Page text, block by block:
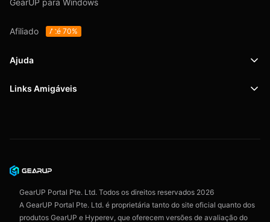
GearUP para Windows
Afiliado Até 70%
Ajuda
Suporte
Acordo do Usuário
Links Amigáveis
GearUP Portal Pte. Ltd. Todos os direitos reservados 2026
A GearUP Portal Pte. Ltd. é proprietária tanto do site oficial quanto dos
produtos GearUP e Hyperev, que oferecem versões de avaliação do